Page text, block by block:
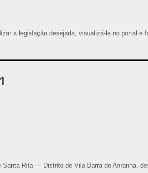
a legislação desejada, visualizá-la no portal e
Santa Rita — Distrito de Vila Barra do Ariranha,